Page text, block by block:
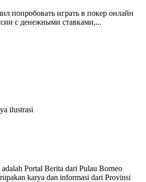
попробовать играть в покер онлайн
с денежными ставками,...
ilustrasi
Portal Berita dari Pulau Borneo
karya dan informasi dari Provinsi